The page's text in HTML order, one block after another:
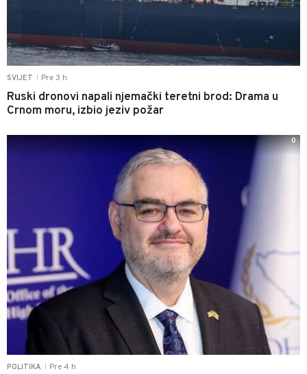
SVIJET Pre 3 h
Ruski dronovi napali njemački teretni brod: Drama u
Crnom moru, izbio jeziv požar
POLITIKA Pre 4 h
0